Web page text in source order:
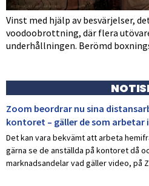
Vinst med hjälp av besvärjelser,
voodoobrottning, där flera
underhållningen. Berömd
Zoom beordrar nu sina
kontoret – gäller de som
Det kan vara bekvämt att arbeta
gärna se de anställda på kontoret då
marknadsandelar vad gäller video, på